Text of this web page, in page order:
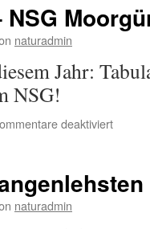
–
naturadmin
Jahr:
NSG!
deaktiviertfür
–
naturadmin